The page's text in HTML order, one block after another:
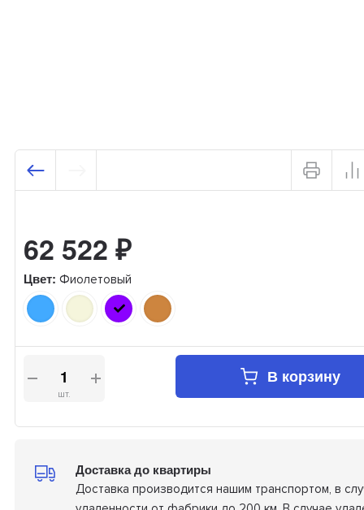
62 522₽
Цвет:Фиолетовый
шт.
В корзину
Доставка до квартиры
Доставка производится нашим транспортом, в